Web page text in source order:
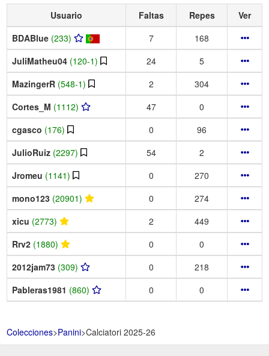
Usuario Faltas Repes
Ver
BDABlue (233) 7
168
JuliMatheu04 (120-1) 24
5
MazingerR (548-1) 2
304
Cortes_M (1112) 47
0
cgasco (176) 0
96
JulioRuiz (2297) 54
2
Jromeu (1141) 0
270
mono123 (20901) 0
274
xicu (2773) 2
449
Rrv2 (1880) 0
0
2012jam73 (309) 0
218
Pableras1981 (860) 0 0
Colecciones>Panini>Calciatori 2025-26